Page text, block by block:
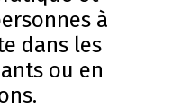
à
dans les
ou en